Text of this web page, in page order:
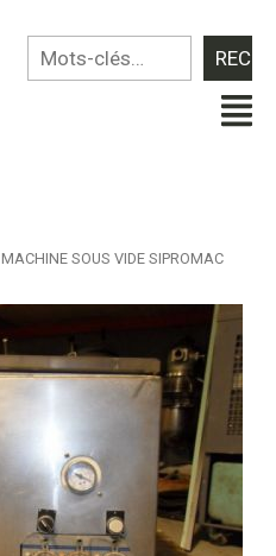
MACHINE SOUS VIDE SIPROMAC